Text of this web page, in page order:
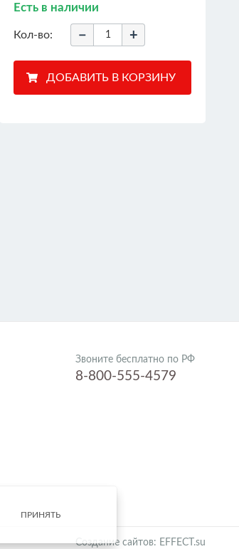
Есть в наличии
Кол-во: − +
Звоните бесплатно по РФ
8-800-555-4579
Создание сайтов: EFFECT.su
ПРИНЯТЬ